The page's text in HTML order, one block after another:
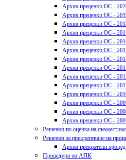
Архив преценки ОС -
Архив преценки ОС -
Архив преценки ОС -
Архив преценки ОС -
Архив преценки ОС -
Архив преценки ОС -
Архив преценки ОС -
Архив преценки ОС -
Архив преценки ОС -
Архив преценки ОС -
Архив преценки ОС -
Архив преценки ОС -
Архив преценки ОС -
Архив преценки ОС -
Решения по оценка на
Решения за прекратяване на
Архив прекратени
Процедури по АПК